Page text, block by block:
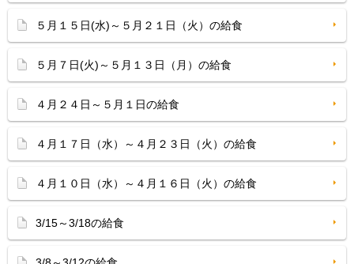
５月１５日(水)～５月２１日（火）の給食
５月７日(火)～５月１３日（月）の給食
４月２４日～５月１日の給食
４月１７日（水）～４月２３日（火）の給食
４月１０日（水）～４月１６日（火）の給食
3/15～3/18の給食